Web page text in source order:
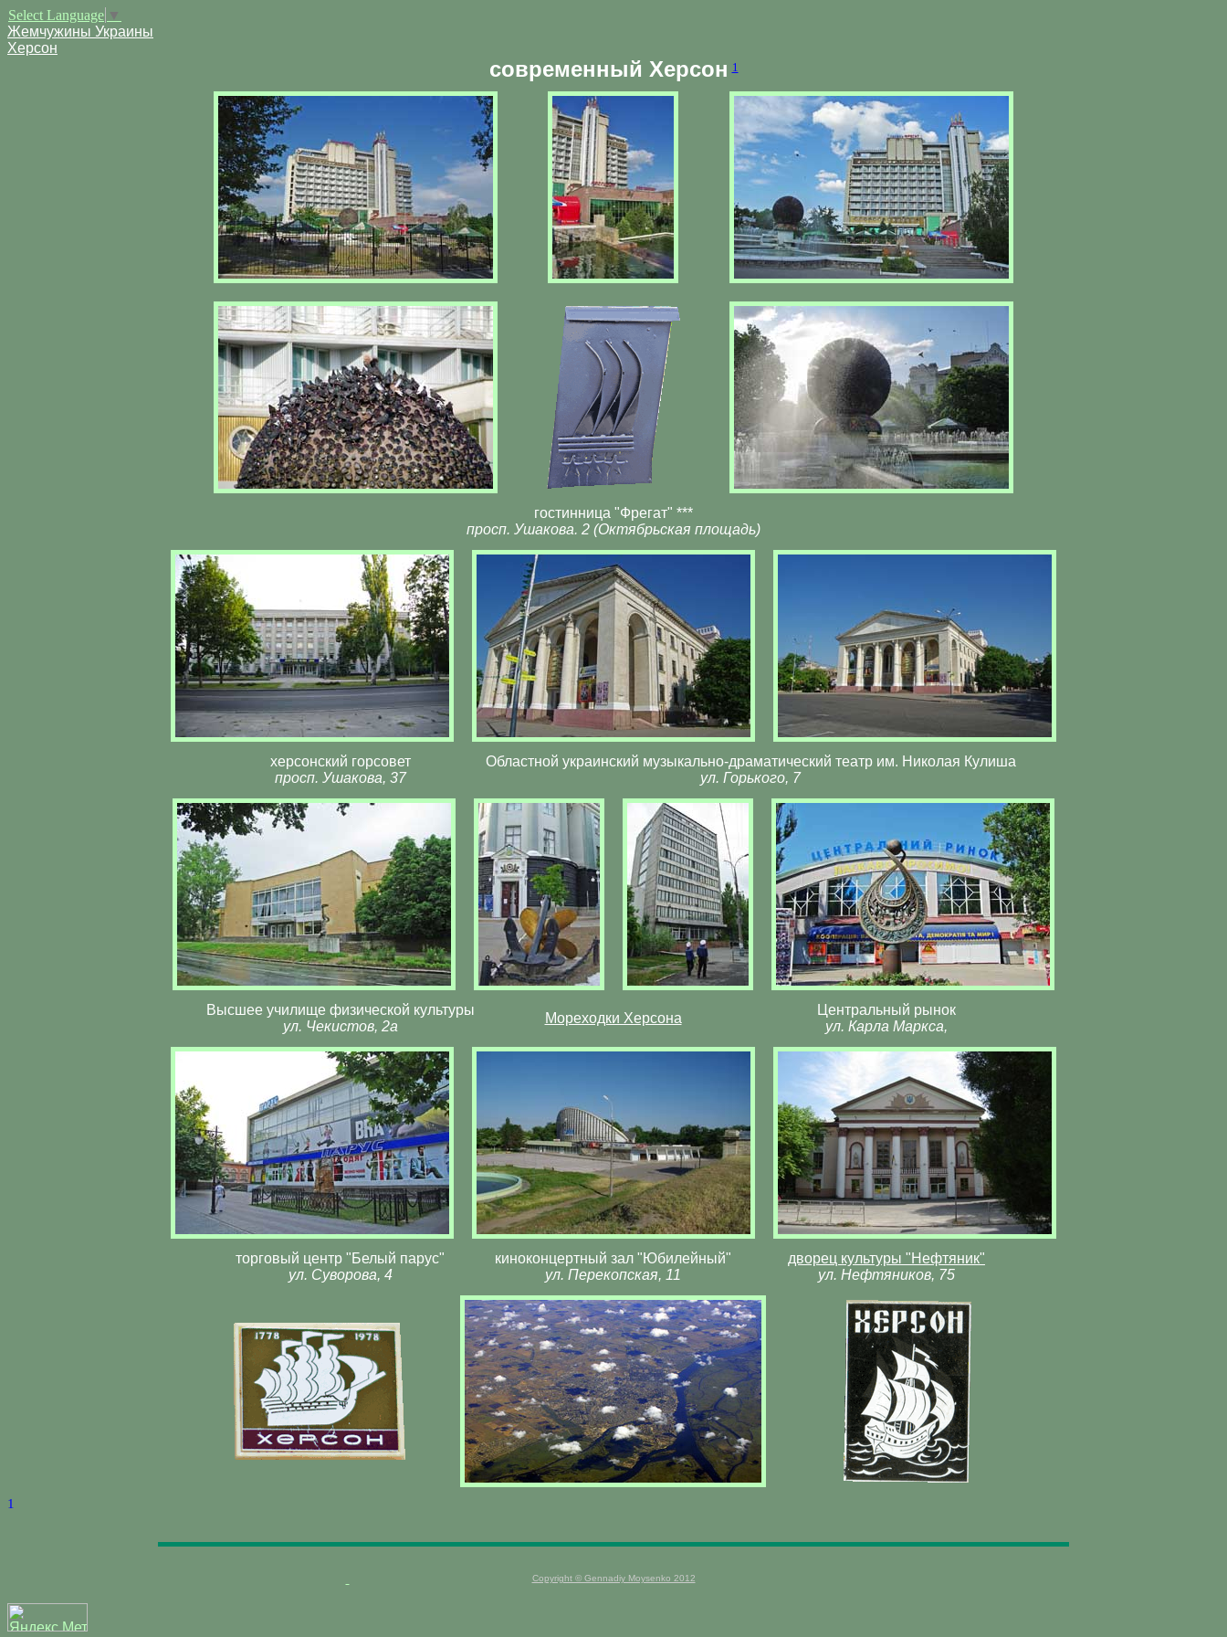
Select Language ▼
Жемчужины Украины
Херсон
современный Херсон 1
гостинница "Фрегат" ***
просп. Ушакова. 2 (Октябрьская площадь)
херсонский горсовет
просп. Ушакова, 37
Областной украинский музыкально-драматический театр им. Николая Кулиша
ул. Горького, 7
Высшее училище физической культуры
ул. Чекистов, 2а
Мореходки Херсона
Центральный рынок
ул. Карла Маркса,
торговый центр "Белый парус"
ул. Суворова, 4
киноконцертный зал "Юбилейный"
ул. Перекопская, 11
дворец культуры "Нефтяник"
ул. Нефтяников, 75
1
Copyright © Gennadiy Moysenko 2012